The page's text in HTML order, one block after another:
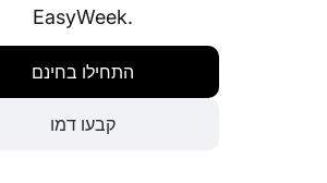
EasyWeek.
התחילו בחינם
קבעו דמו